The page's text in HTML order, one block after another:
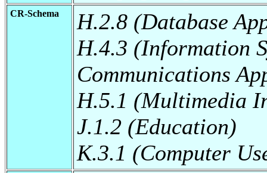
CR-Schema
H.2.8 (Database
H.4.3 (Information
Communications
H.5.1 (Multimedia
J.1.2 (Education)
K.3.1 (Computer